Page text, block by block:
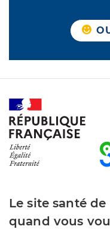
Le site santé
quand vous